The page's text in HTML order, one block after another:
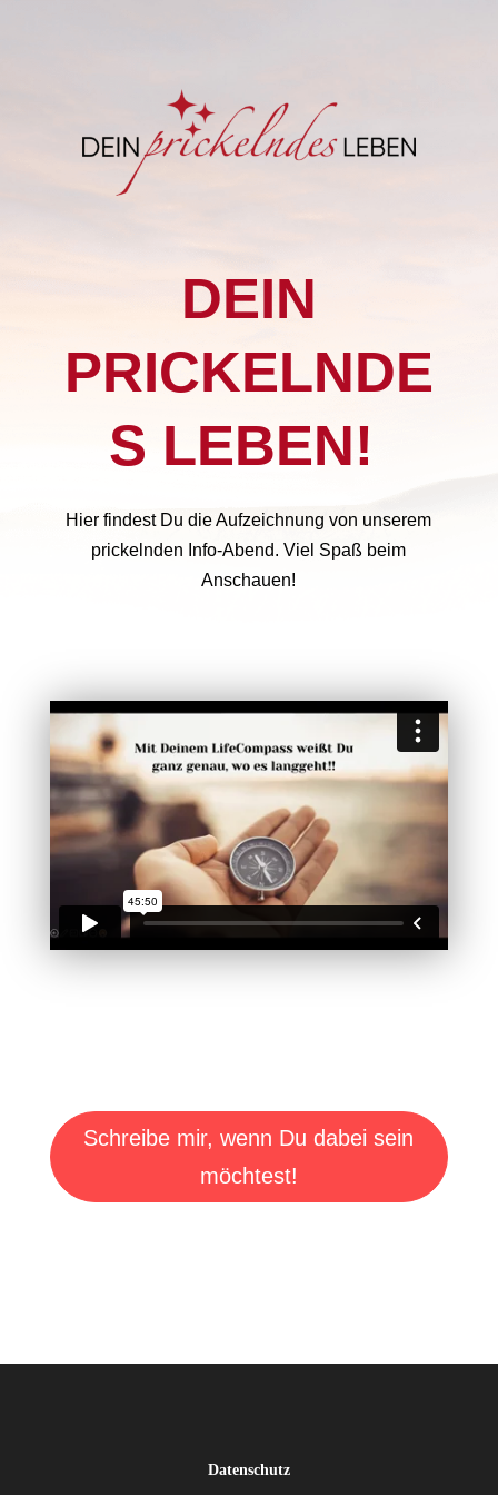
DEIN
PRICKELNDE
S LEBEN!
Hier findest Du die Aufzeichnung von unserem
prickelnden Info-Abend. Viel Spaß beim
Anschauen!
Schreibe mir, wenn Du dabei sein
möchtest!
Datenschutz